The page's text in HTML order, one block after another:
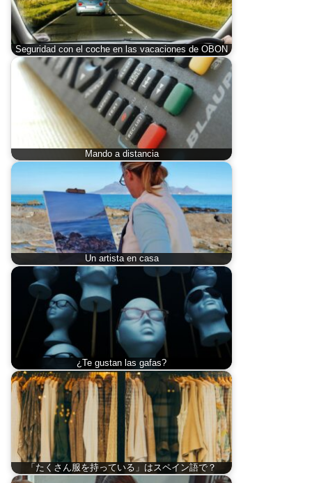
Seguridad con el coche en las vacaciones de OBON
Mando a distancia
Un artista en casa
¿Te gustan las gafas?
「たくさん服を持っている」はスペイン語で？